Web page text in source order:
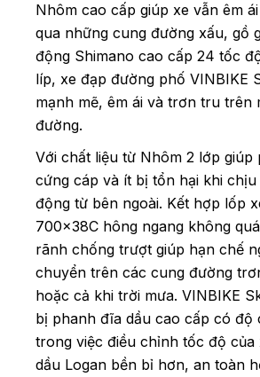
Nhôm cao cấp giúp xe vẫn êm
qua những cung đường xấu, gồ
động Shimano cao cấp 24 tốc
líp, xe đạp đường phố VINBIKE
mạnh mẽ, êm ái và trơn tru trên
đường.
Với chất liệu từ Nhôm 2 lớp giúp
cứng cáp và ít bị tổn hại khi
động từ bên ngoài. Kết hợp lốp
700x38C hông ngang không
rãnh chống trượt giúp hạn chế
chuyển trên các cung đường
hoặc cả khi trời mưa. VINBIKE
bị phanh đĩa dầu cao cấp có độ
trong việc điều chỉnh tốc độ của
dầu Logan bền bỉ hơn, an toàn